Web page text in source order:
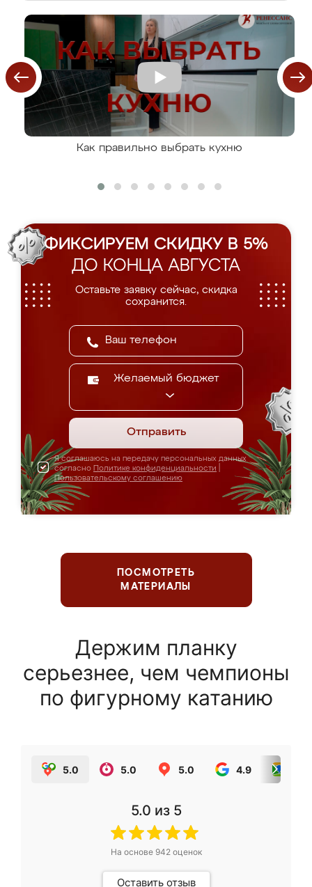
Как правильно выбрать кухню
ФИКСИРУЕМ СКИДКУ В 5%
ДО КОНЦА АВГУСТА
Оставьте заявку сейчас, скидка
сохранится.
Желаемый бюджет
Отправить
Я соглашаюсь на передачу персональных данных
согласно Политике конфиденциальности
Пользовательскому соглашению
ПОСМОТРЕТЬ
МАТЕРИАЛЫ
Держим планку
серьезнее, чем чемпионы
по фигурному катанию
5.0 5.0 5.0 4.9
5.0 из 5
На основе 942оценок
Оставить отзыв